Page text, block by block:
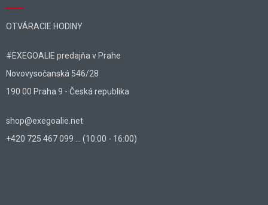
OTVÁRACIE HODINY
#EXEGOALIE predajňa v Prahe
Novovysočanská 546/28
190 00 Praha 9 - Česká republika
shop@exegoalie.net
+420 725 467 099 ... (10:00 - 16:00)